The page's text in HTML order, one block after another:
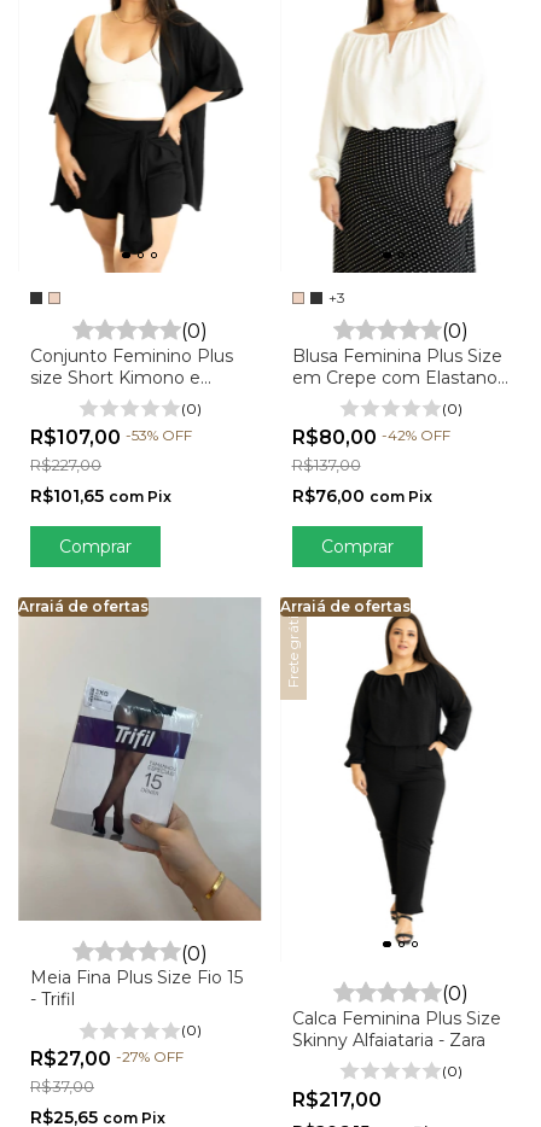
(0)
Conjunto Feminino Plus
size Short Kimono e
Cropped - Mariana(0)
R$107,00 -53% OFF
R$227,00
R$101,65 com Pix
Comprar
+3
(0)
Blusa Feminina Plus Size
em Crepe com Elastano -
Ana ML
(0)
R$80,00 -42% OFF
R$137,00
R$76,00 com Pix
Comprar
Arraiá de ofertas
(0)
Meia Fina Plus Size Fio 15
- Trifil
(0)
R$27,00 -27% OFF
R$37,00
R$25,65 com Pix
Arraiá de ofertas
Arraiá de ofertas
Frete grátis
(0)
Calca Feminina Plus Size
Skinny Alfaiataria - Zara
(0)
R$217,00